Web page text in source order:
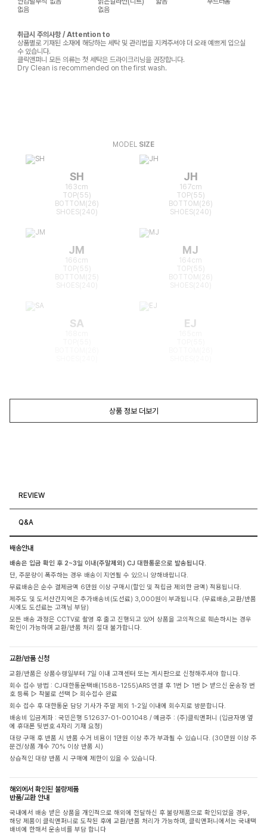
없음
없음
취급시 주의사항 / Attention to
상품별로 기재된 소재에 해당하는 세탁 및 관리법을 지켜주셔야 더 오래 예쁘게 입으실
수 있습니다.
클릭앤퍼니 모든 의류는 첫 세탁은 드라이크리닝을 권장합니다.
Dry Clean is recommended on the first wash.
MODEL SIZE
SH
163cm
TOP(55)
BOTTOM(26)
SHOES(240)
JH
167cm
TOP(55)
BOTTOM(26)
SHOES(240)
JM
166cm
TOP(55)
BOTTOM(25)
MJ
164cm
TOP(55)
BOTTOM(26)
SA EJ
상품 정보 더보기
REVIEW
Q&A
배송안내
배송은 입금 확인 후 2~3일 이내(주말제외) CJ 대한통운으로 발송됩니다.
단, 주문량이 폭주하는 경우 배송이 지연될 수 있으니 양해바랍니다.
무료배송은 순수 결제금액 6만원 이상 구매시(할인 및 적립금 제외한 금액) 적용됩니다.
제주도 및 도서산간지역은 추가배송비(도선료) 3,000원이 부과됩니다. (무료배송,교환/반품
시에도 도선료는 고객님 부담)
모든 배송 과정은 CCTV로 촬영 후 출고 진행되고 있어 상품을 고의적으로 훼손하시는 경우
확인이 가능하며 교환/반품 처리 절대 불가합니다.
교환/반품 신청
교환/반품은 상품수령일부터 7일 이내 고객센터 또는 게시판으로 신청해주셔야 합니다.
회수 접수 방법 : CJ대한통운택배(1588-1255)ARS 연결 후 1번 ▷ 1번 ▷ 받으신 운송장 번
호 등록 ▷ 착불로 선택 ▷ 회수접수 완료
회수 접수 후 대한통운 담당 기사가 주말 제외 1-2일 이내에 회수지로 방문합니다.
배송비 입금계좌 : 국민은행 512637-01-001048 / 예금주 : (주)클릭앤퍼니 (입금자명 옆
에 휴대폰 뒷번호 4자리 기재 요청)
대량 구매 후 반품 시 반품 수거 비용이 1만원 이상 추가 부과될 수 있습니다. (30만원 이상 주
문건/상품 개수 70% 이상 반품 시)
상습적인 대량 반품 시 구매에 제한이 있을 수 있습니다.
해외에서 확인된 불량제품
반품/교환 안내
국내에서 배송 받은 상품을 개인적으로 해외에 전달하신 후 불량제품으로 확인되었을 경우,
해당 제품이 클릭앤퍼니로 도착된 후에 교환/반품 처리가 가능하며, 클릭앤퍼니에서는 국내택
배비에 한해서 운송비를 부담 합니다